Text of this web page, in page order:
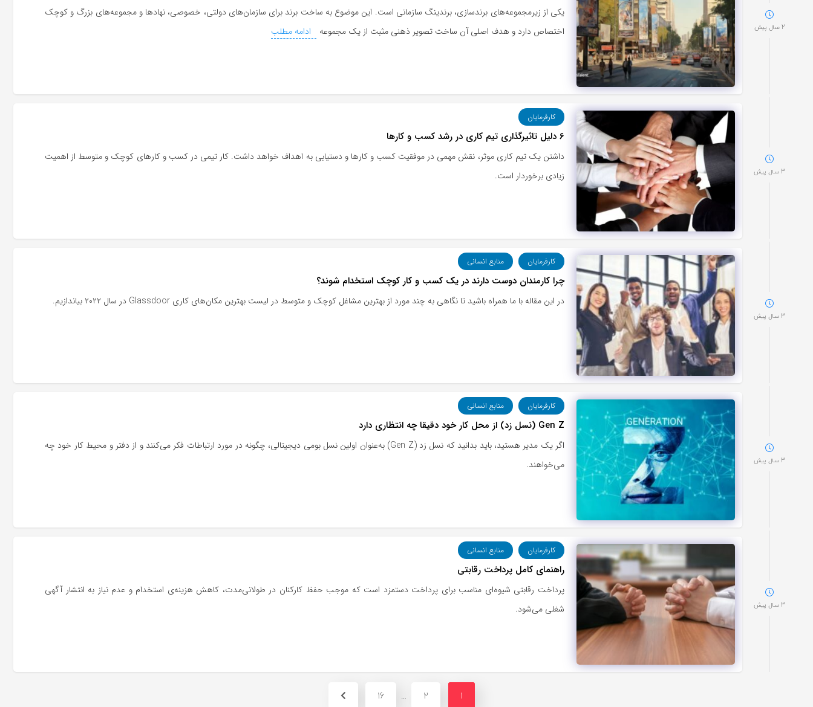
2 سال پیش
یکی از زیرمجموعه‌های برندسازی، برندینگ سازمانی است. این موضوع به ساخت برند برای سازمان‌های دولتی، خصوصی، نهادها و مجموعه‌های بزرگ و کوچک
اختصاص دارد و هدف اصلی آن ساخت تصویر ذهنی مثبت از یک مجموعه
ادامه مطلب
3 سال پیش
کارفرمایان
۶ دلیل تاثیرگذاری تیم کاری در رشد کسب و کارها
داشتن یک تیم کاری موثر، نقش مهمی در موفقیت کسب و کارها و دستیابی به اهداف خواهد داشت. کار تیمی در کسب و کارهای کوچک و متوسط از اهمیت
زیادی برخوردار است.
3 سال پیش
کارفرمایان منابع انسانی
چرا کارمندان دوست دارند در یک کسب و کار کوچک استخدام شوند؟
در این مقاله با ما همراه باشید تا نگاهی به چند مورد از بهترین مشاغل کوچک و متوسط در لیست بهترین مکان‌های کاری Glassdoor در سال ۲۰۲۲ بیاندازیم.
3 سال پیش
کارفرمایان منابع انسانی
Gen Z (نسل زد) از محل کار خود دقیقا چه انتظاری دارد
اگر یک مدیر هستید، باید بدانید که نسل زد (Gen Z) به‌عنوان اولین نسل بومی دیجیتالی، چگونه در مورد ارتباطات فکر می‌کنند و از دفتر و محیط کار خود چه
می‌خواهند.
3 سال پیش
کارفرمایان منابع انسانی
راهنمای کامل پرداخت رقابتی
پرداخت رقابتی شیوه‌ای مناسب برای پرداخت دستمزد است که موجب حفظ کارکنان در طولانی‌مدت، کاهش هزینه‌ی استخدام و عدم نیاز به انتشار آگهی
شغلی می‌شود.
1
2
…
16